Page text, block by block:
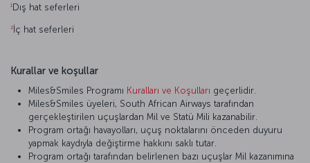
1 Dış hat seferleri
2 İç hat seferleri
Kurallar ve koşullar
Miles&Smiles Programı Kuralları ve Koşulları geçerlidir.
Miles&Smiles üyeleri, South African Airways tarafından
gerçekleştirilen uçuşlardan Mil ve Statü Mili kazanabilir.
Program ortağı havayolları, uçuş noktalarını önceden duyuru
yapmak kaydıyla değiştirme hakkını saklı tutar.
Program ortağı tarafından belirlenen bazı uçuşlar Mil kazanımına